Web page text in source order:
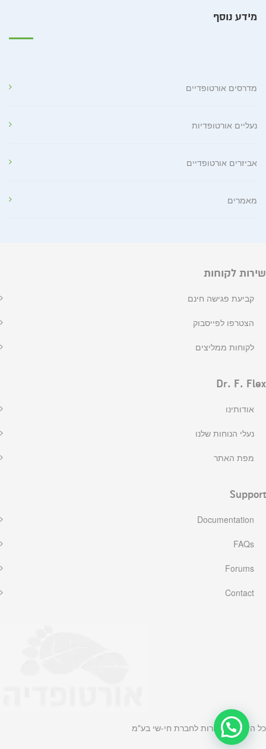
מידע נוסף
מדרסים אורטופדיים
נעליים אורטופדיות
אביזרים אורטופדיים
מאמרים
שירות לקוחות
קביעת פגישה חינם
הצטרפו לפייסבוק
לקוחות ממליצים
Dr. F. Flex
אודותינו
נעלי הנוחות שלנו
מפת האתר
Support
Documentation
FAQs
Forums
Contact
כל הזכויות שמורות לחברת חי-שי בע"מ